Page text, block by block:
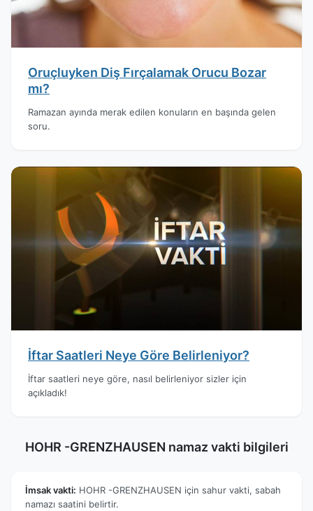
Oruçluyken Diş Fırçalamak Orucu Bozar
mı?
Ramazan ayında merak edilen konuların en başında gelen
soru.
İftar Saatleri Neye Göre Belirleniyor?
İftar saatleri neye göre, nasıl belirleniyor sizler için
açıkladık!
HOHR -GRENZHAUSEN namaz vakti bilgileri
İmsak vakti: HOHR -GRENZHAUSEN için sahur vakti, sabah
namazı saatini belirtir.